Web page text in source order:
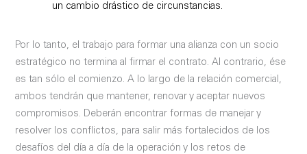
un cambio drástico de circunstancias.
Por lo tanto, el trabajo para formar una alianza con un socio
estratégico no termina al firmar el contrato. Al contrario, ése
es tan sólo el comienzo. A lo largo de la relación comercial,
ambos tendrán que mantener, renovar y aceptar nuevos
compromisos. Deberán encontrar formas de manejar y
resolver los conflictos, para salir más fortalecidos de los
desafíos del día a día de la operación y los retos de